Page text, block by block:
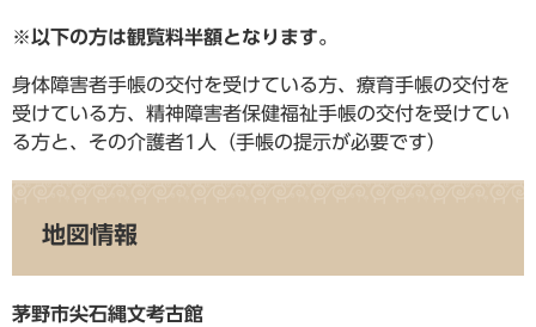
※以下の方は観覧料半額となります。
身体障害者手帳の交付を受けている方、療育手帳の交付を
受けている方、精神障害者保健福祉手帳の交付を受けてい
る方と、その介護者1人（手帳の提示が必要です）
地図情報
茅野市尖石縄文考古館